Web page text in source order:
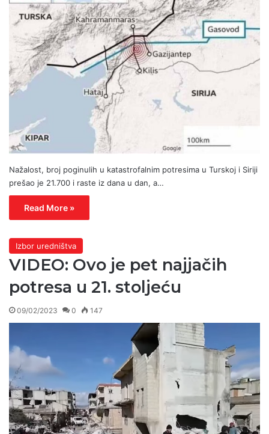
Nažalost, broj poginulih u katastrofalnim potresima u Turskoj i Siriji
prešao je 21.700 i raste iz dana u dan, a…
Read More »
Izbor uredništva
VIDEO: Ovo je pet najjačih
potresa u 21. stoljeću
09/02/2023 0 147